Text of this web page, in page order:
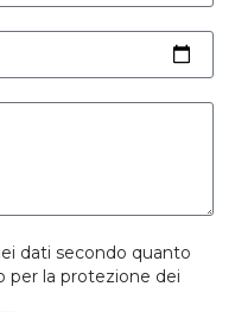
dati secondo quanto
per la protezione dei